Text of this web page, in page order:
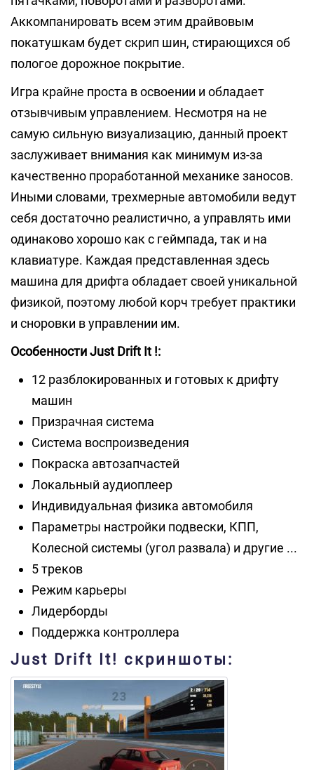
Аккомпанировать всем этим драйвовым
покатушкам будет скрип шин, стирающихся об
пологое дорожное покрытие.
Игра крайне проста в освоении и обладает
отзывчивым управлением. Несмотря на не
самую сильную визуализацию, данный проект
заслуживает внимания как минимум из-за
качественно проработанной механике заносов.
Иными словами, трехмерные автомобили ведут
себя достаточно реалистично, а управлять ими
одинаково хорошо как с геймпада, так и на
клавиатуре. Каждая представленная здесь
машина для дрифта обладает своей уникальной
физикой, поэтому любой корч требует практики
и сноровки в управлении им.
Особенности Just Drift It !:
12 разблокированных и готовых к дрифту
машин
Призрачная система
Система воспроизведения
Покраска автозапчастей
Локальный аудиоплеер
Индивидуальная физика автомобиля
Параметры настройки подвески, КПП,
Колесной системы (угол развала) и другие ...
5 треков
Режим карьеры
Лидерборды
Поддержка контроллера
Just Drift It! скриншоты: